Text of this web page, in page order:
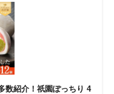
数紹介！祇園ぽっちり 4